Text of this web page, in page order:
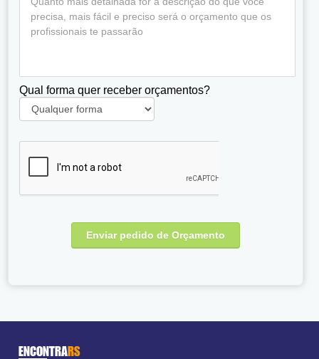
Qual forma quer receber orçamentos?
ENCONTRARS